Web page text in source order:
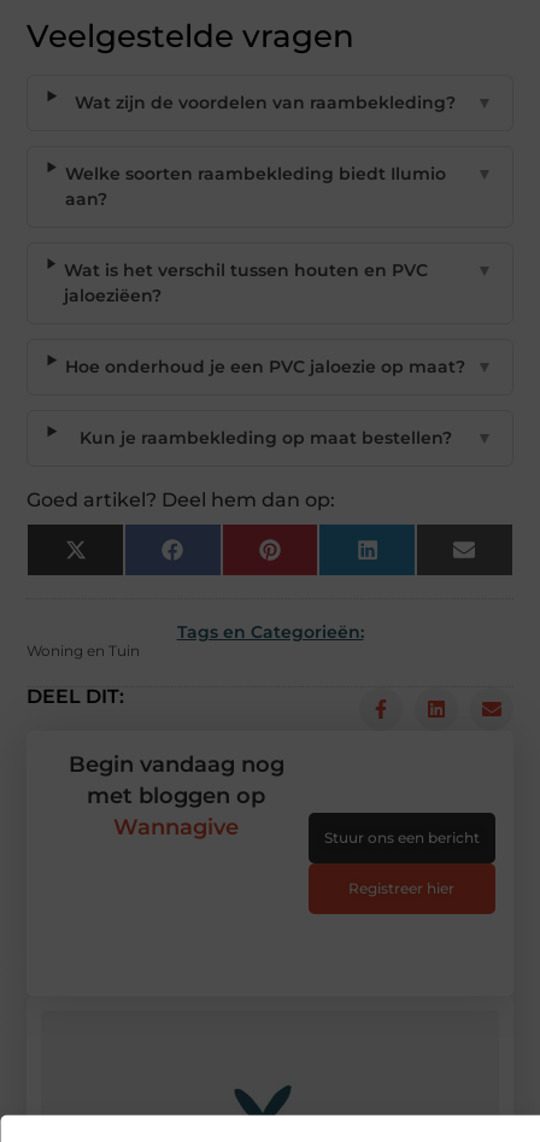
Veelgestelde vragen
Wat zijn de voordelen van raambekleding? ▼
Welke soorten raambekleding biedt Ilumio
aan?
▼
Wat is het verschil tussen houten en PVC
jaloeziëen?
▼
Hoe onderhoud je een PVC jaloezie op maat? ▼
Kun je raambekleding op maat bestellen? ▼
Goed artikel? Deel hem dan op:
X
(Twitter)
Facebook Pinterest LinkedIn Email
Tags en Categorieën:
Woning en Tuin
DEEL DIT:
Begin vandaag nog
met bloggen op
Wannagive
Stuur ons een bericht
Registreer hier